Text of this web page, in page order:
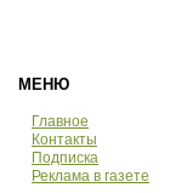
МЕНЮ
Главное
Контакты
Подписка
Реклама в газете